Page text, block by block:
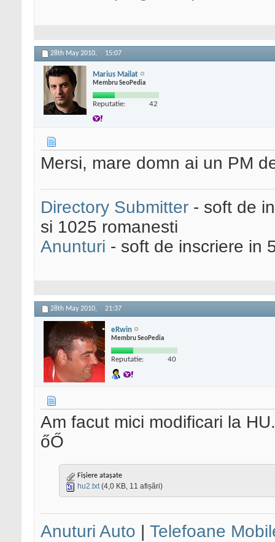
28th May 2010, 15:07
Marius Mailat
Membru SeoPedia
Reputatie: 42
Mersi, mare domn ai un PM
Directory Submitter - soft de
si 1025 romanesti
Anunturi - soft de inscriere in
28th May 2010, 21:37
eRwin
Membru SeoPedia
Reputatie: 40
Am facut mici modificari la
őŐ
Fișiere atașate
hu2.txt (4,0 KB, 11 afișări)
Anuturi Auto Telefoane